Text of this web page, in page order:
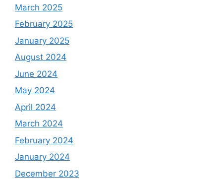
March 2025
February 2025
January 2025
August 2024
June 2024
May 2024
April 2024
March 2024
February 2024
January 2024
December 2023